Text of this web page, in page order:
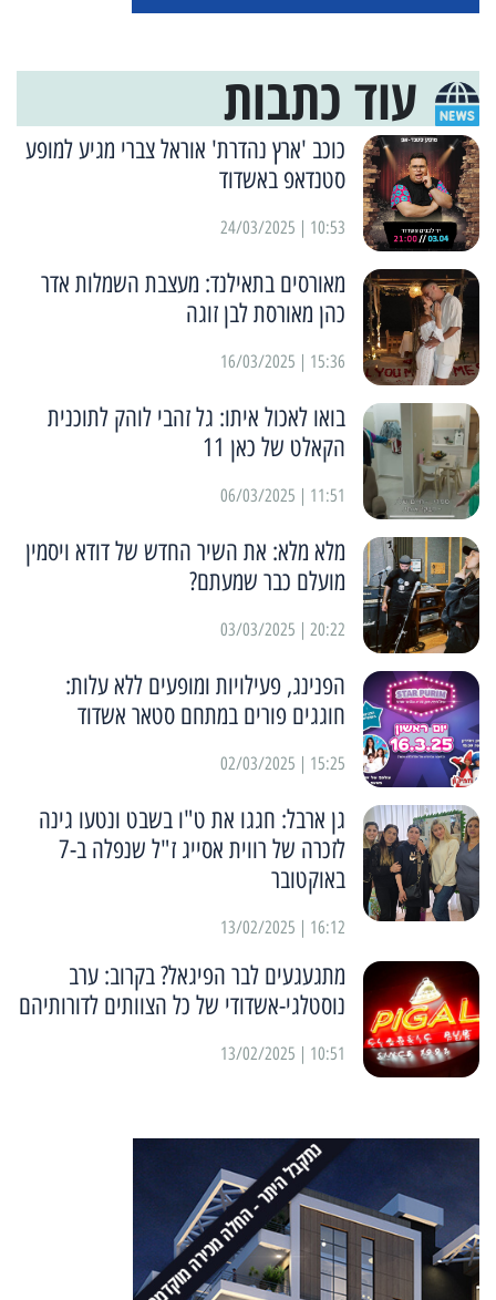
עוד כתבות
כוכב 'ארץ נהדרת' אוראל צברי מגיע למופע
סטנדאפ באשדוד
10:53 | 24/03/2025
מאורסים בתאילנד: מעצבת השמלות אדר
כהן מאורסת לבן זוגה
15:36 | 16/03/2025
בואו לאכול איתו: גל זהבי לוהק לתוכנית
הקאלט של כאן 11
11:51 | 06/03/2025
מלא מלא: את השיר החדש של דודא ויסמין
מועלם כבר שמעתם?
20:22 | 03/03/2025
הפנינג, פעילויות ומופעים ללא עלות:
חוגגים פורים במתחם סטאר אשדוד
15:25 | 02/03/2025
גן ארבל: חגגו את ט"ו בשבט ונטעו גינה
לזכרה של רווית אסייג ז"ל שנפלה ב-7
באוקטובר
16:12 | 13/02/2025
מתגעגעים לבר הפיגאל? בקרוב: ערב
נוסטלגי-אשדודי של כל הצוותים לדורותיהם
10:51 | 13/02/2025